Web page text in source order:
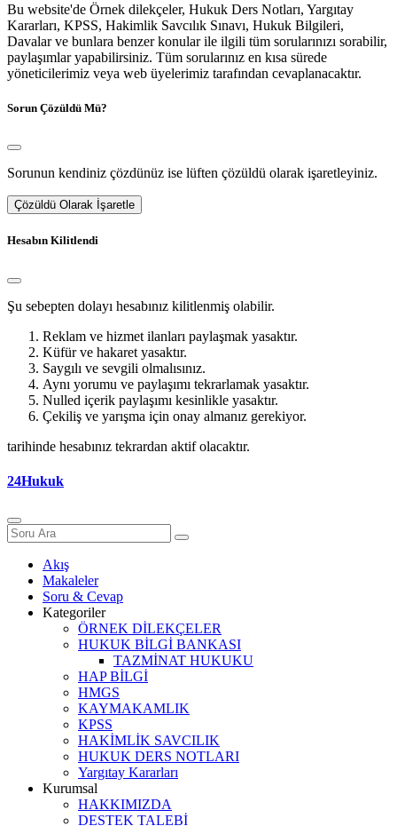
Bu website'de Örnek dilekçeler, Hukuk Ders Notları, Yargıtay
Kararları, KPSS, Hakimlik Savcılık Sınavı, Hukuk Bilgileri,
Davalar ve bunlara benzer konular ile ilgili tüm sorularınızı sorabilir,
paylaşımlar yapabilirsiniz. Tüm sorularınız en kısa sürede
yöneticilerimiz veya web üyelerimiz tarafından cevaplanacaktır.
Sorun Çözüldü Mü?
Sorunun kendiniz çözdünüz ise lüften çözüldü olarak işaretleyiniz.
Çözüldü Olarak İşaretle
Hesabın Kilitlendi
Şu sebepten dolayı hesabınız kilitlenmiş olabilir.
Reklam ve hizmet ilanları paylaşmak yasaktır.
Küfür ve hakaret yasaktır.
Saygılı ve sevgili olmalısınız.
Aynı yorumu ve paylaşımı tekrarlamak yasaktır.
Nulled içerik paylaşımı kesinlikle yasaktır.
Çekiliş ve yarışma için onay almanız gerekiyor.
tarihinde hesabınız tekrardan aktif olacaktır.
24Hukuk
Akış
Makaleler
Soru & Cevap
Kategoriler
ÖRNEK DİLEKÇELER
HUKUK BİLGİ BANKASI
TAZMİNAT HUKUKU
HAP BİLGİ
HMGS
KAYMAKAMLIK
KPSS
HAKİMLİK SAVCILIK
HUKUK DERS NOTLARI
Yargıtay Kararları
Kurumsal
HAKKIMIZDA
DESTEK TALEBİ